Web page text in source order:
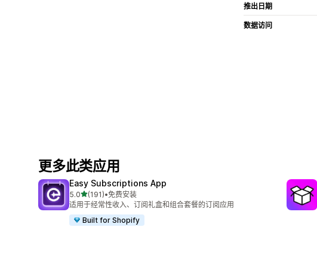
推出日期
数据访问
更多此类应用
Easy Subscriptions App
5.0星（满分 5 星）
(191)
总共 191 条评论
•免费安装
适用于经常性收入、订阅礼盒和组合套餐的订阅应用
Built for Shopify